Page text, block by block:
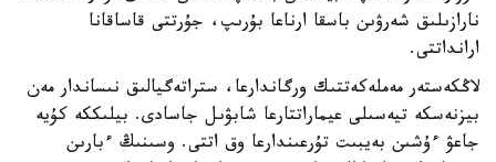
نارازىلىق شەرۋىن باسقا ارناعا بۇرىپ، جۇرتتى قاساقانا
ارانداتتى.
لاڭكەستەر مەملەكەتتىك ورگاندارعا، ستراتەگيالىق نىساندار مەن
بيزنەسكە تيەسىلى عيماراتتارعا شابۋىل جاسادى. بيلىككە كۇيە
جاعۋ ءۇشىن بەيبىت تۇرعىندارعا وق اتتى. وسىنىڭ ءبارىن